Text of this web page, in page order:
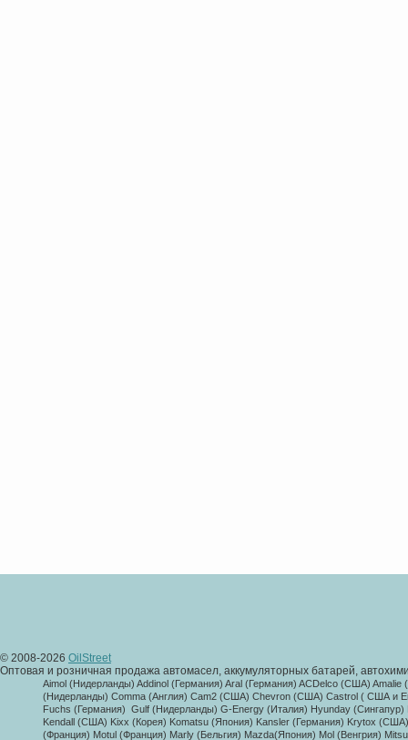
© 2008-2026 OilStreet
Оптовая и розничная продажа автомасел, аккумуляторных батарей,
Aimol (Нидерланды) Addinol (Германия) Aral (Германия) ACDelco (США)
(Нидерланды) Comma (Англия) Cam2 (США) Chevron (США) Castrol ( США и
Fuchs (Германия) Gulf (Нидерланды) G-Energy (Италия) Hyunday
Kendall (США) Kixx (Корея) Komatsu (Япония) Kansler (Германия) Krytox
(Франция) Motul (Франция) Marly (Бельгия) Mazda(Япония) Mol (Венгрия)